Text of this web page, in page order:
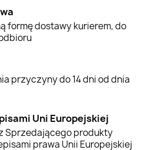
formę dostawy kurierem, do
przyczyny do 14 dni od dnia
Uni Europejskiej
Sprzedającego produkty
prawa Unii Europejskiej